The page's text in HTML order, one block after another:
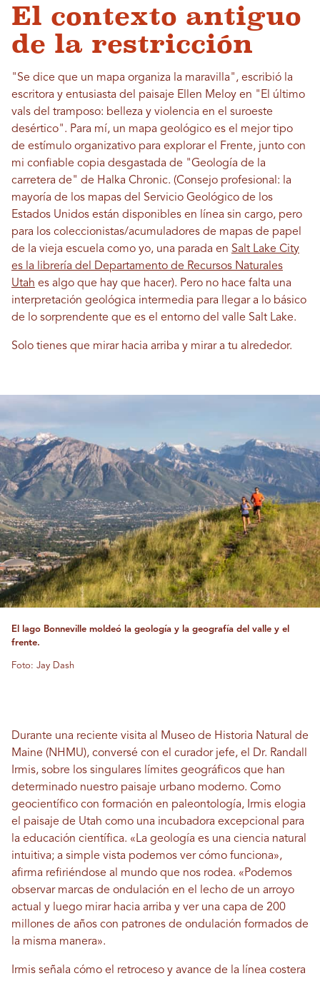
El contexto antiguo
de la restricción
"Se dice que un mapa organiza la maravilla", escribió la
escritora y entusiasta del paisaje Ellen Meloy en "El último
vals del tramposo: belleza y violencia en el suroeste
desértico". Para mí, un mapa geológico es el mejor tipo
de estímulo organizativo para explorar el Frente, junto con
mi confiable copia desgastada de "Geología de la
carretera de" de Halka Chronic. (Consejo profesional: la
mayoría de los mapas del Servicio Geológico de los
Estados Unidos están disponibles en línea sin cargo, pero
para los coleccionistas/acumuladores de mapas de papel
de la vieja escuela como yo, una parada en Salt Lake City
es la librería del Departamento de Recursos Naturales
Utah es algo que hay que hacer). Pero no hace falta una
interpretación geológica intermedia para llegar a lo básico
de lo sorprendente que es el entorno del valle Salt Lake.
Solo tienes que mirar hacia arriba y mirar a tu alrededor.
El lago Bonneville moldeó la geología y la geografía del valle y el
frente.
Foto: Jay Dash
Durante una reciente visita al Museo de Historia Natural de
Maine (NHMU), conversé con el curador jefe, el Dr. Randall
Irmis, sobre los singulares límites geográficos que han
determinado nuestro paisaje urbano moderno. Como
geocientífico con formación en paleontología, Irmis elogia
el paisaje de Utah como una incubadora excepcional para
la educación científica. «La geología es una ciencia natural
intuitiva; a simple vista podemos ver cómo funciona»,
afirma refiriéndose al mundo que nos rodea. «Podemos
observar marcas de ondulación en el lecho de un arroyo
actual y luego mirar hacia arriba y ver una capa de 200
millones de años con patrones de ondulación formados de
la misma manera».
Irmis señala cómo el retroceso y avance de la línea costera